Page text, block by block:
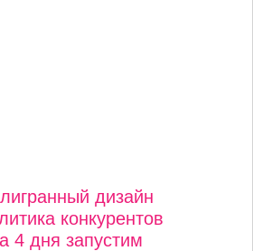
дизайн
конкурентов
4 дня запустим